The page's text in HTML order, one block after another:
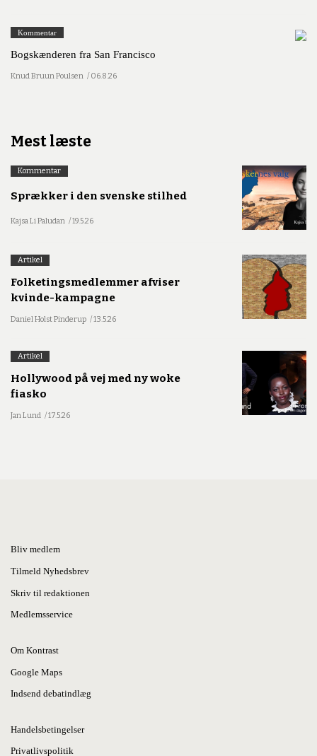
Kommentar
Bogskænderen fra San Francisco
Knud Bruun Poulsen / 06.8.26
Mest læste
Kommentar
Sprækker i den svenske stilhed
Kajsa Li Paludan / 19.5.26
Artikel
Folketingsmedlemmer afviser
kvinde-kampagne
Daniel Holst Pinderup / 13.5.26
Artikel
Hollywood på vej med ny woke
fiasko
Jan Lund / 17.5.26
Bliv medlem
Tilmeld Nyhedsbrev
Skriv til redaktionen
Medlemsservice
Om Kontrast
Google Maps
Indsend debatindlæg
Handelsbetingelser
Privatlivspolitik